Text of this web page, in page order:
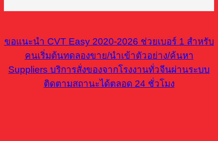
ขอแนะนำ CVT Easy 2020-2026 ช่วยเบอร์ 1 สำหรับ
คนเริ่มต้นทดลองขาย/นำเข้าตัวอย่าง/ค้นหา
Suppliers บริการสั่งของจากโรงงานทั่วจีนผ่านระบบ
ติดตามสถานะได้ตลอด 24 ชั่วโมง